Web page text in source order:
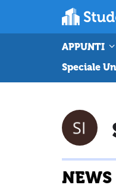
APPUNTI
Speciale